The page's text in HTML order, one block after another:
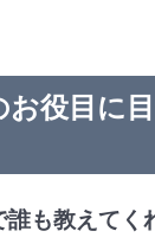
お役目に
誰も教えてく